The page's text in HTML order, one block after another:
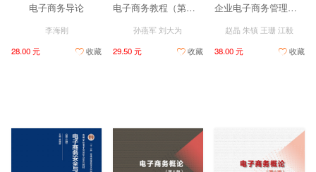
电子商务导论
李海刚
28.00 元
收藏
电子商务教程（第二版）
孙燕军 刘大为
29.50 元
收藏
企业电子商务管理（第二版）
赵晶 朱镇 王珊 江毅
38.00 元
收藏